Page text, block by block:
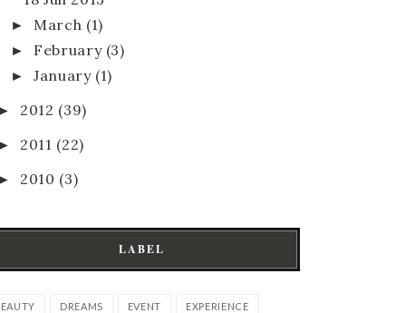
► March (1)
► February (3)
► January (1)
► 2012 (39)
► 2011 (22)
► 2010 (3)
LABEL
DREAMS EVENT EXPERIENCE